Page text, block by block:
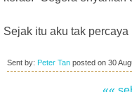
Sejak itu aku tak
Sent by: Peter Tan posted on 30